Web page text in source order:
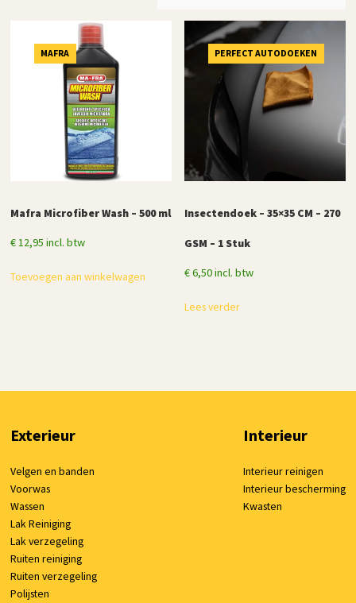
MAFRA
Mafra Microfiber Wash – 500 ml
€12,95 incl. btw
Toevoegen aan winkelwagen
PERFECT AUTODOEKEN
Insectendoek – 35×35 CM – 270
GSM – 1 Stuk
€6,50incl. btw
Lees verder
Exterieur
Velgen en banden
Voorwas
Wassen
Lak Reiniging
Lak verzegeling
Ruiten reiniging
Ruiten verzegeling
Polijsten
Interieur
Interieur reinigen
Interieur bescherming
Kwasten